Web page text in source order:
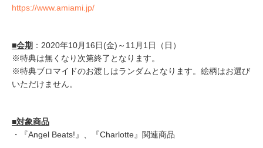
https://www.amiami.jp/
■会期 ：2020年10月16日(金)～11月1日（日）
※特典は無くなり次第終了となります。
※特典ブロマイドのお渡しはランダムとなります。絵柄はお選び
いただけません。
■対象商品
・『Angel Beats!』、『Charlotte』関連商品